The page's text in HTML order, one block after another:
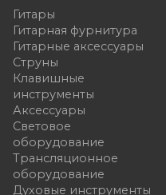
Гитары
Гитарная фурнитура
Гитарные аксессуары
Струны
Клавишные
инструменты
Аксессуары
Световое
оборудование
Трансляционное
оборудование
Духовые инструменты